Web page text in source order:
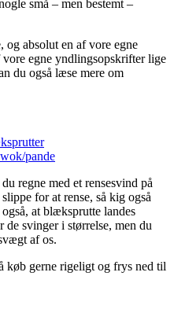
små – men bestemt –
og absolut en af vore egne
egne yndlingsopskrifter lige
du også læse mere om
pande
regne med et rensesvind på
for at rense, så kig også
at blæksprutte landes
svinger i størrelse, men du
af os.
køb gerne rigeligt og frys ned til